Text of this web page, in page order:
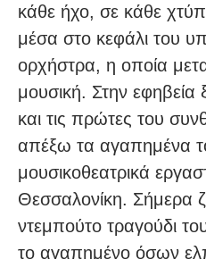
κάθε ήχο, σε κάθε
μέσα στο κεφάλι του
ορχήστρα, η οποία
μουσική. Στην εφηβεία
και τις πρώτες του
απέξω τα αγαπημένα
μουσικοθεατρικά
Θεσσαλονίκη. Σήμερα
ντεμπούτο τραγούδι
το αγαπημένο όσων